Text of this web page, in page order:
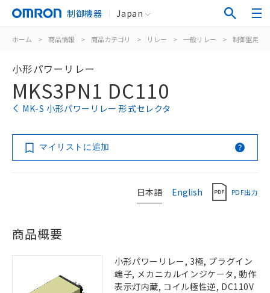
制御機器 Japan
ホーム > 商品情報 > 商品カテゴリ > リレー > 一般リレー > 制御盤用
小形パワーリレー
MKS3PN1 DC110
MK-S 小形パワーリレー 形式セレクタ
マイリストに追加
日本語 English PDF出力
商品概要
小形パワーリレー, 3極, プラグイン
端子, メカニカルインジケータ, 動作
表示灯内蔵, コイル極性逆, DC110V